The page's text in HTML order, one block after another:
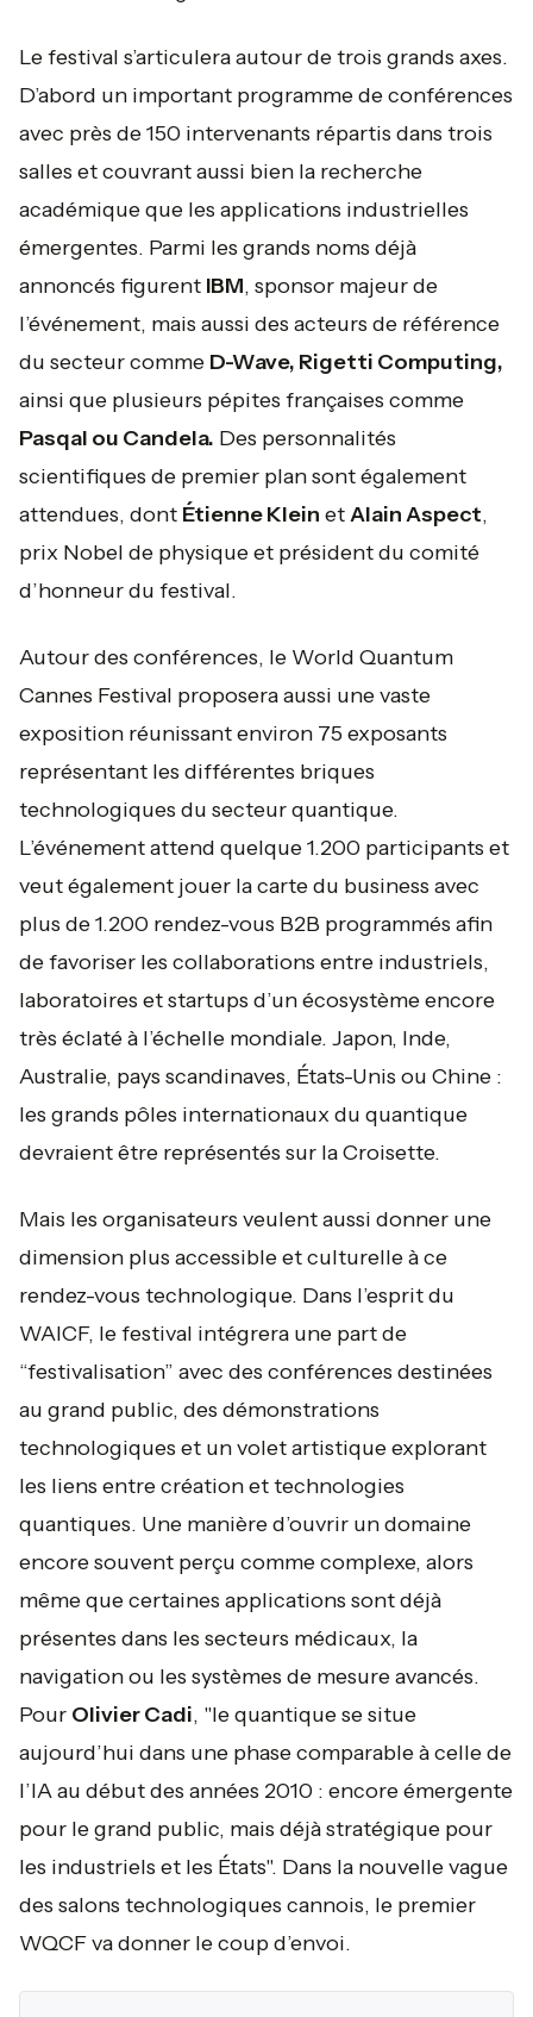
Le festival s’articulera autour de trois grands axes.
D’abord un important programme de conférences
avec près de 150 intervenants répartis dans trois
salles et couvrant aussi bien la recherche
académique que les applications industrielles
émergentes. Parmi les grands noms déjà
annoncés figurent IBM, sponsor majeur de
l’événement, mais aussi des acteurs de référence
du secteur comme D-Wave, Rigetti Computing,
ainsi que plusieurs pépites françaises comme
Pasqal ou Candela. Des personnalités
scientifiques de premier plan sont également
attendues, dont Étienne Klein etAlain Aspect,
prix Nobel de physique et président du comité
d’honneur du festival.
Autour des conférences, le World Quantum
Cannes Festival proposera aussi une vaste
exposition réunissant environ 75 exposants
représentant les différentes briques
technologiques du secteur quantique.
L’événement attend quelque 1.200 participants et
veut également jouer la carte du business avec
plus de 1.200 rendez-vous B2B programmés afin
de favoriser les collaborations entre industriels,
laboratoires et startups d’un écosystème encore
très éclaté à l’échelle mondiale. Japon, Inde,
Australie, pays scandinaves, États-Unis ou Chine :
les grands pôles internationaux du quantique
devraient être représentés sur la Croisette.
Mais les organisateurs veulent aussi donner une
dimension plus accessible et culturelle à ce
rendez-vous technologique. Dans l’esprit du
WAICF, le festival intégrera une part de
“festivalisation” avec des conférences destinées
au grand public, des démonstrations
technologiques et un volet artistique explorant
les liens entre création et technologies
quantiques. Une manière d’ouvrir un domaine
encore souvent perçu comme complexe, alors
même que certaines applications sont déjà
présentes dans les secteurs médicaux, la
navigation ou les systèmes de mesure avancés.
Pour Olivier Cadi, "le quantique se situe
aujourd’hui dans une phase comparable à celle de
l’IA au début des années 2010 : encore émergente
pour le grand public, mais déjà stratégique pour
les industriels et les États". Dans la nouvelle vague
des salons technologiques cannois, le premier
WQCF va donner le coup d’envoi.